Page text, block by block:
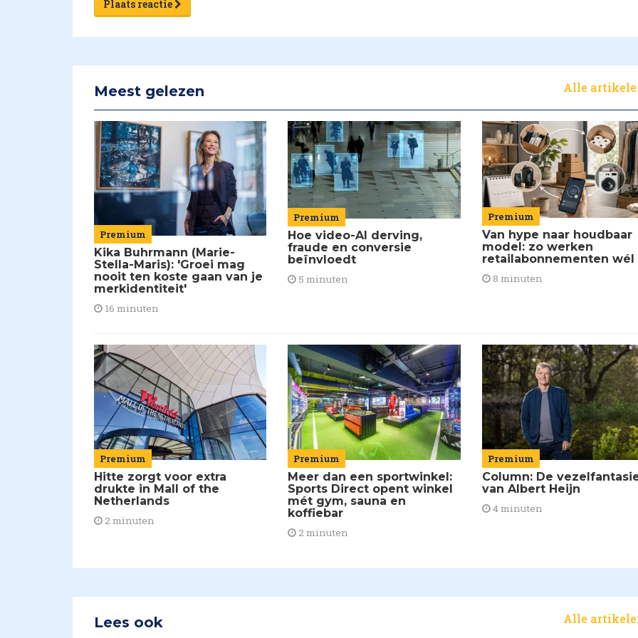
Plaats reactie
Meest gelezen Alle
Premium
Kika Buhrmann (Marie-
Stella-Maris): 'Groei mag
nooit ten koste gaan van je
merkidentiteit'
16 minuten
Premium
Hoe video-AI derving,
fraude en conversie
beïnvloedt
5 minuten
Premium
Van hype naar houdbaar
model: zo werken
retailabonnementen wél
8 minuten
Premium
Hitte zorgt voor extra
drukte in Mall of the
Netherlands
2 minuten
Premium
Meer dan een sportwinkel:
Sports Direct opent winkel
mét gym, sauna en
koffiebar
2 minuten
Premium
Column: De
van Albert Heijn
4 minuten
Lees ook Alle